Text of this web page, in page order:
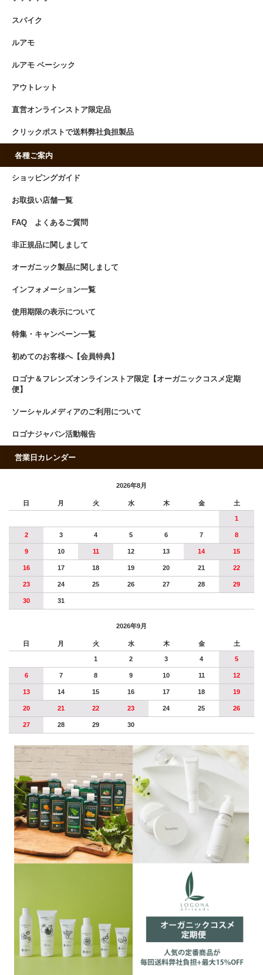
スパイク
ルアモ
ルアモ ベーシック
アウトレット
直営オンラインストア限定品
クリックポストで送料弊社負担製品
各種ご案内
ショッピングガイド
お取扱い店舗一覧
FAQ よくあるご質問
非正規品に関しまして
オーガニック製品に関しまして
インフォメーション一覧
使用期限の表示について
特集・キャンペーン一覧
初めてのお客様へ【会員特典】
ロゴナ＆フレンズオンラインストア限定【オーガニックコスメ定期
便】
ソーシャルメディアのご利用について
ロゴナジャパン活動報告
営業日カレンダー
2026年8月
日 月 火 水 木 金 土
1
2 3 4 5 6 7 8
9 10 11 12 13 14 15
16 17 18 19 20 21 22
23 24 25 26 27 28 29
30 31
2026年9月
日 月 火 水 木 金 土
1 2 3 4 5
6 7 8 9 10 11 12
13 14 15 16 17 18 19
20 21 22 23 24 25 26
27 28 29 30